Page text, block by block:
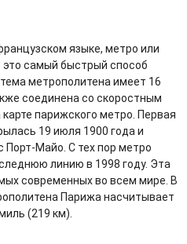
языке, метро или
это самый быстрый способ
метрополитена имеет 16
соединена со скоростным
карте парижского метро. Первая
19 июля 1900 года и
Порт-Майо. С тех пор метро
линию в 1998 году. Эта
современных во всем мире. В
Парижа насчитывает
(219 км).